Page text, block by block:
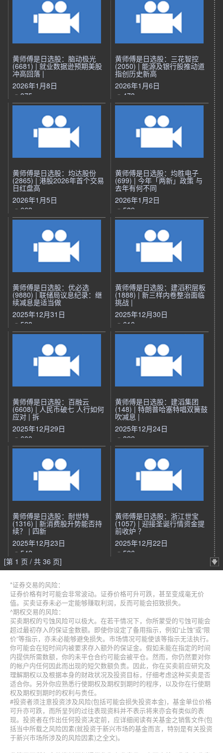
黄师傅是日选股：脑动极光
(6681) | 就业数据逊预期美股
冲高回落 |
2026年1月8日
375
黄师傅是日选股：三花智控
(2050) | 能源及银行股推动道
指创历史新高
2026年1月6日
473
黄师傅是日选股：均达股份
(2865) | 港股2026年首个交易
日红盘高
2026年1月5日
663
黄师傅是日选股：均胜电子
(699) | 今年「两新」政策 与
去年有何不同
2026年1月2日
589
黄师傅是日选股：优必选
(9880) | 联储局议息纪录：继
续减息是适当做
2025年12月31日
528
黄师傅是日选股：建滔积层板
(1888) | 新三样内卷整治面临
挑战 |
2025年12月30日
610
黄师傅是日选股：百融云
(6608) | 人民币破七 人行如何
应对 | 拆
2025年12月29日
600
黄师傅是日选股：建滔集团
(148) | 特朗普哈塞特唱双簧鼓
吹减息 |
2025年12月24日
822
黄师傅是日选股：耐世特
(1316) | 新消费股升势能否持
续？ | 四新
2025年12月23日
542
黄师傅是日选股：浙江世宝
(1057) | 迎接圣诞行情资金提
前收炉 ？
2025年12月22日
526
[第 1 页 / 共 36 页]
*证券交易的风险：
证券价格有时可能会非常波动。证券价格可升可跌，甚至变成毫无价
值。买卖证券未必一定能够赚取利润，反而可能会招致损失。
^期权交易的风险：
买卖期权的亏蚀风险可以极大。在若干情况下，你所蒙受的亏蚀可能会
超过最初存入的保证金数额。即使你设定了备用指示，例如“止蚀”或“限
价”等指示，亦未必能够避免损失。市场情况可能使该等指示无法执行。
你可能会在短时间内被要求存入额外的保证金。假如未能在指定的时间
内提供所需数额，你的未平仓合约可能会被平仓。然而，你仍然要对你
的帐户内任何因此而出现的短欠数额负责。因此，你在买卖前应研究及
理解期权以及根据本身的财政状况及投资目标，仔细考虑这种买卖是否
适合你。另外你应熟悉行使期权及期权到期时的程序，以及你在行使期
权及期权到期时的权利与责任。
#投资者须注意投资涉及风险(包括可能会损失投资本金)，基金单位价格
可升亦可跌，而所呈列的过往表现资料并不表示将来亦会有类似的表
现。投资者在作出任何投资决定前，应详细阅读有关基金之销售文件(包
括当中所载之风险因素(就投资于新兴市场的基金而言，特别是有关投资
于新兴市场所涉及的风险因素)之全文)。